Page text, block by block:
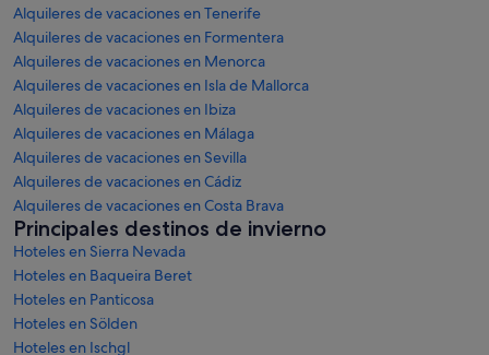
Alquileres de vacaciones en Tenerife
Alquileres de vacaciones en Formentera
Alquileres de vacaciones en Menorca
Alquileres de vacaciones en Isla de Mallorca
Alquileres de vacaciones en Ibiza
Alquileres de vacaciones en Málaga
Alquileres de vacaciones en Sevilla
Alquileres de vacaciones en Cádiz
Alquileres de vacaciones en Costa Brava
Principales destinos de invierno
Hoteles en Sierra Nevada
Hoteles en Baqueira Beret
Hoteles en Panticosa
Hoteles en Sölden
Hoteles en Ischgl